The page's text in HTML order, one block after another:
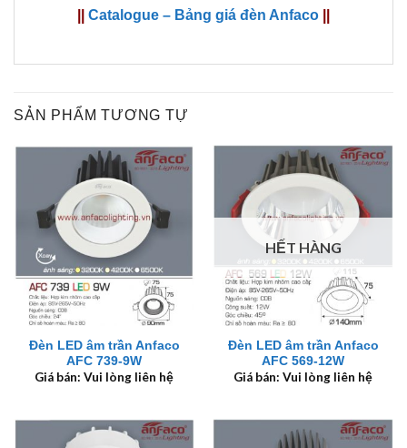
Catalogue – Bảng giá đèn Anfaco
SẢN PHẨM TƯƠNG TỰ
Đèn LED âm trần Anfaco
AFC 739-9W
Giá bán: Vui lòng liên hệ
HẾT HÀNG
Đèn LED âm trần Anfaco
AFC 569-12W
Giá bán: Vui lòng liên hệ